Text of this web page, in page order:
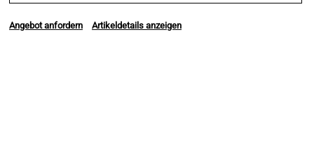
Angebot anfordern Artikeldetails anzeigen